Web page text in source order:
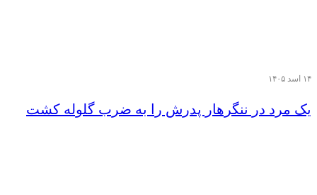
۱۴ اسد ۱۴۰۵
یک مرد در ننگرهار پدرش را به ضرب گلوله کشت